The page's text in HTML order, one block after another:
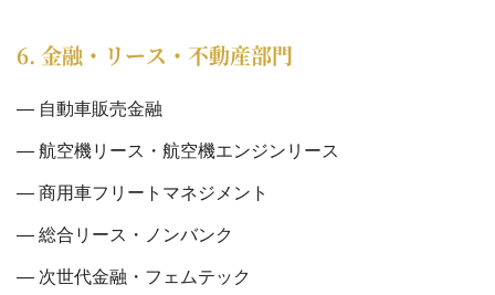
6. 金融・リース・不動産部門
自動車販売金融
航空機リース・航空機エンジンリース
商用車フリートマネジメント
総合リース・ノンバンク
次世代金融・フェムテック